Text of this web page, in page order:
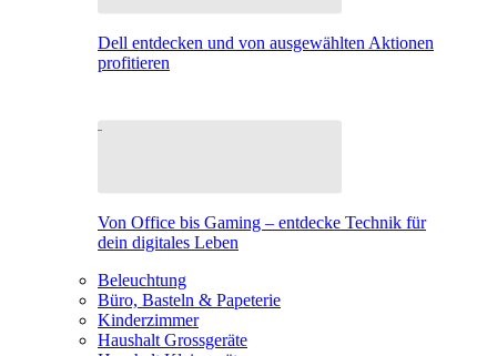
Dell entdecken und von ausgewählten Aktionen
profitieren
Von Office bis Gaming – entdecke Technik für
dein digitales Leben
Beleuchtung
Büro, Basteln & Papeterie
Kinderzimmer
Haushalt Grossgeräte